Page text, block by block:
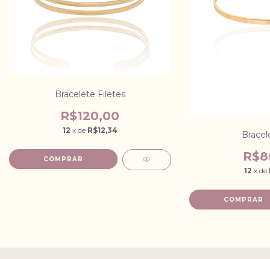
Bracelete Filetes
R$120,00
12 x de R$12,34
12 x de